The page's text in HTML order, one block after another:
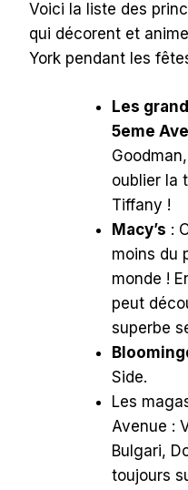
Voici la liste des
qui décorent et
York pendant les
Les
5eme
oublier la
Tiffany !
Macy’s :
moins du
monde !
peut
superbe
Side.
Les
Avenue :
Bulgari,
toujours